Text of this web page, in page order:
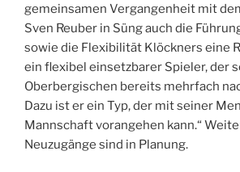
gemeinsamen Vergangenheit mit
Sven Reuber in Süng auch die
sowie die Flexibilität Klöckners eine
ein flexibel einsetzbarer Spieler, der
Oberbergischen bereits mehrfach
Dazu ist er ein Typ, der mit seiner
Mannschaft vorangehen kann.“
Neuzugänge sind in Planung.